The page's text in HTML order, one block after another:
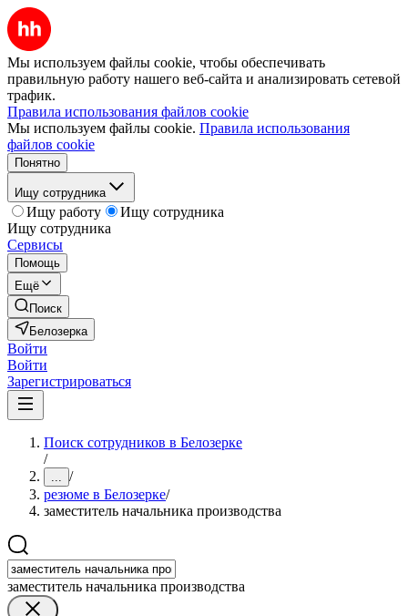
Мы используем файлы cookie, чтобы обеспечивать
правильную работу нашего веб-сайта и анализировать сетевой
трафик.
Правила использования файлов cookie
Мы используем файлы cookie. Правила использования
файлов cookie
Понятно
Ищу сотрудника
Ищу работу
Ищу сотрудника
Ищу сотрудника
Сервисы
Помощь
Ещё
Поиск
Белозерка
Войти
Войти
Зарегистрироваться
Поиск сотрудников в Белозерке
/
... /
резюме в Белозерке/
заместитель начальника производства
заместитель начальника производства